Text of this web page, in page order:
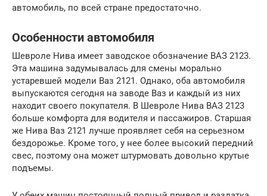
автомобиль, по всей стране предостаточно.
Особенности автомобиля
Шевроле Нива имеет заводское обозначение ВАЗ 2123.
Эта машина задумывалась для смены морально
устаревшей модели Ваз 2121. Однако, оба автомобиля
выпускаются сегодня на заводе Ваз и каждый из них
находит своего покупателя. В Шевроле Нива ВАЗ 2123
больше комфорта для водителя и пассажиров. Старшая
же Нива Ваз 2121 лучше проявляет себя на серьезном
бездорожье. Кроме того, у нее более высокий передний
свес, поэтому она может штурмовать довольно крутые
подъемы.